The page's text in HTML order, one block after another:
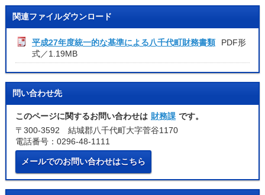
関連ファイルダウンロード
平成27年度統一的な基準による八千代町財務書類
PDF形
式／1.19MB
問い合わせ先
このページに関するお問い合わせは 財務課 です。
〒300-3592 結城郡八千代町大字菅谷1170
電話番号：0296-48-1111
メールでのお問い合わせはこちら